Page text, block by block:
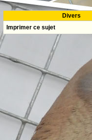
Divers
Imprimer ce sujet